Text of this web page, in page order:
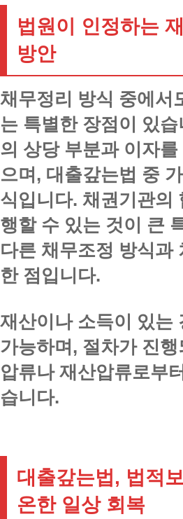
법원이 인정하는
방안
채무정리 방식 중에서
는 특별한 장점이 있
의 상당 부분과 이자
으며, 대출갚는법 중
식입니다. 채권기관의
행할 수 있는 것이 큰
다른 채무조정 방식과
한 점입니다.
재산이나 소득이 있는
가능하며, 절차가 진행
압류나 재산압류로부
습니다.
대출갚는법, 법적
온한 일상 회복